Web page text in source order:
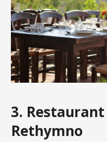
3.
Rethymno